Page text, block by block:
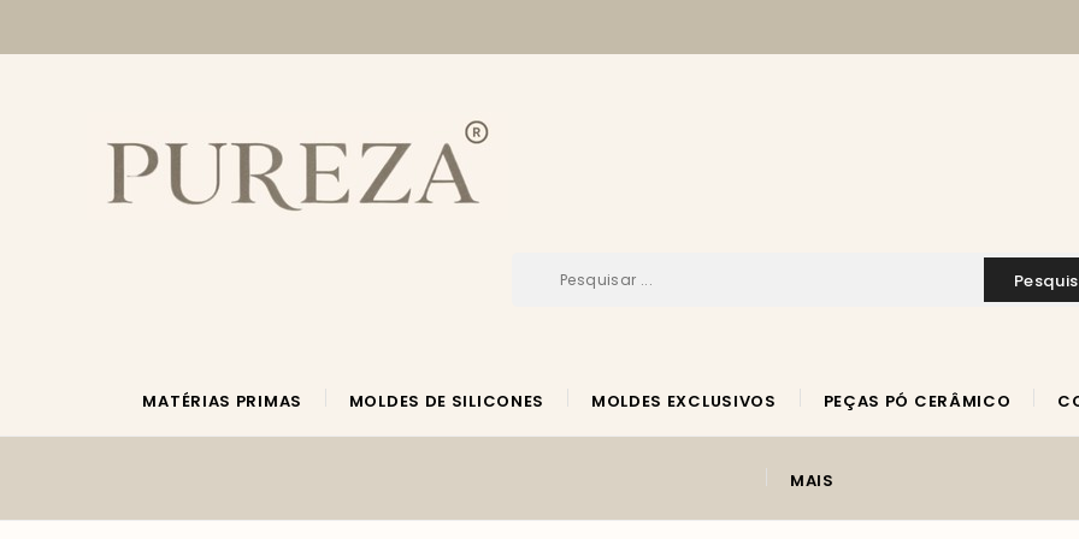
MATÉRIAS PRIMAS MOLDES DE SILICONES MOLDES EXCLUSIVOS PEÇAS PÓ CERÂMICO
MAIS